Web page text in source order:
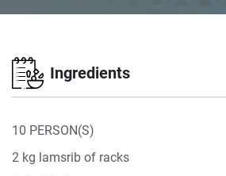
Ingredients
10 PERSON(S)
2 kg lamsrib of racks